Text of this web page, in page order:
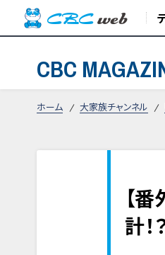
CBC
ホーム 大家族チャンネル
【
計！